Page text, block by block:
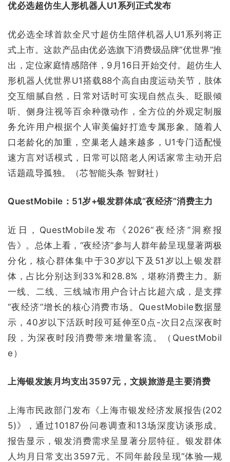
优必选超仿生人形机器人U1系列正式发布
优必选全球首款全尺寸超仿生陪伴机器人U1系列将正
式上市。这款产品由优必选旗下消费级品牌“优世界”推
出，定位家庭情感陪伴，9月16日开始交付。超仿生人
形机器人优世界U1搭载88个高自由度运动关节，肢体
交互细腻自然，日常对话时可实现自然点头、眨眼倾
听、侧身注视等百余种微动作，全方位的外观定制服
务允许用户根据个人审美偏好打造专属形象。随着人
口老龄化的加重，空巢老人越来越多，U1专门适配慢
速方言对话模式，日常可以陪老人闲话家常主动开启
话题疏导孤独。（芯智能头条 智财社）
QuestMobile：51岁+银发群体成“夜经济”消费主力
近日，QuestMobile发布《2026“夜经济”洞察报
告》。总体上看，“夜经济”参与人群年龄呈现显著两极
分化，核心群体集中于30岁以下及51岁以上银发群
体，占比分别达到33%和28.8%，堪称消费主力。新
一线、二线、三线城市用户合计占比超六成，是支撑
“夜经济”增长的核心消费市场。QuestMobile数据显
示，40岁以下活跃时段可延伸至0点-次日2点深夜时
段，为深夜时段消费带来增量客流。（QuestMobil
e）
上海银发族月均支出3597元，文娱旅游是主要消费
上海市民政部门发布《上海市银发经济发展报告(202
5)》，通过10187份问卷调查和13场深度访谈形成。
报告显示，银发消费需求呈显著分层特征。银发群体
人均月日常支出3597元。不同年龄段呈现“体验—规